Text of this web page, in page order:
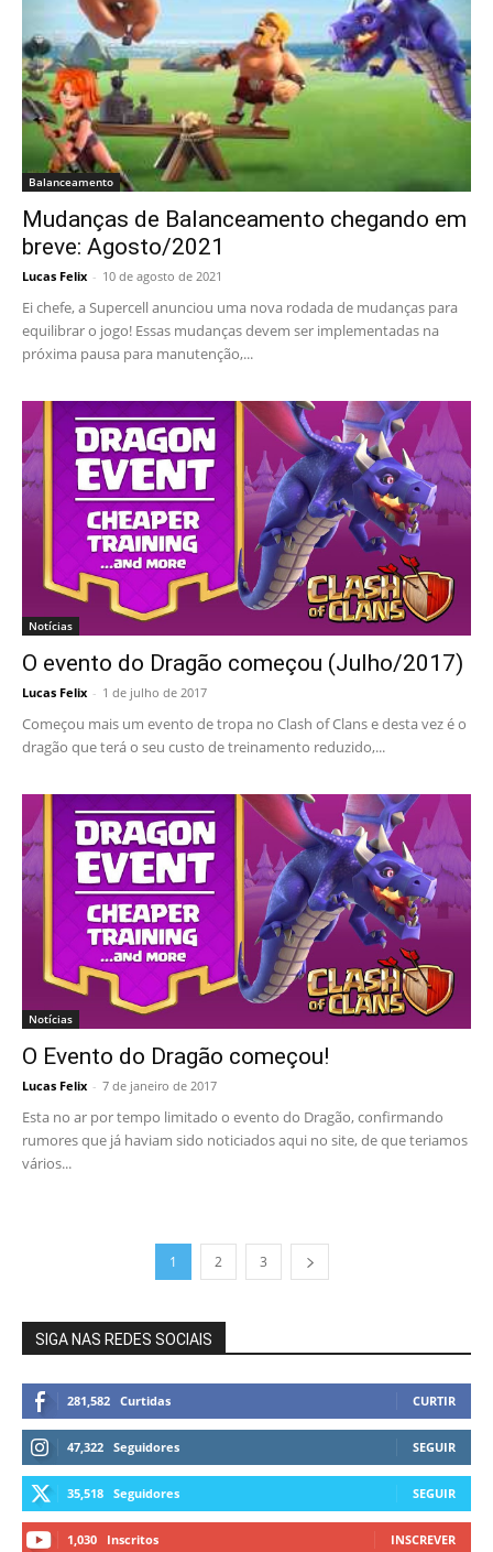
Balanceamento
Mudanças de Balanceamento chegando em
breve: Agosto/2021
Lucas Felix - 10 de agosto de 2021
Ei chefe, a Supercell anunciou uma nova rodada de mudanças para
equilibrar o jogo! Essas mudanças devem ser implementadas na
próxima pausa para manutenção,...
Notícias
O evento do Dragão começou (Julho/2017)
Lucas Felix - 1 de julho de 2017
Começou mais um evento de tropa no Clash of Clans e desta vez é o
dragão que terá o seu custo de treinamento reduzido,...
Notícias
O Evento do Dragão começou!
Lucas Felix - 7 de janeiro de 2017
Esta no ar por tempo limitado o evento do Dragão, confirmando
rumores que já haviam sido noticiados aqui no site, de que teriamos
vários...
1 2 3
SIGA NAS REDES SOCIAIS
281,582 Curtidas CURTIR
47,322 Seguidores SEGUIR
35,518 Seguidores SEGUIR
1,030 Inscritos INSCREVER